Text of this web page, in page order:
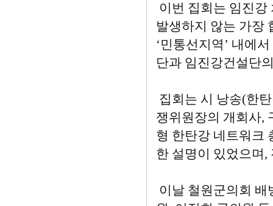
이번 집회는 임진
발생하지 않는 가장
‘민통선지역’ 내에
단과 임진강건설단
집회는 시 낭송(한
쟁위원장의 개회사,
형 한탄강 네트워크
한 설명이 있었으며
이날 철원군의회 배